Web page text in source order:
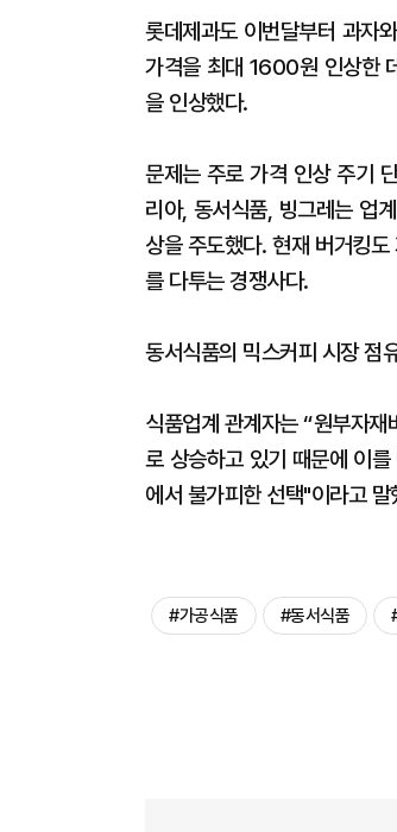
롯데제과도 이번달부터 과자
가격을 최대 1600원 인상한
을 인상했다.
문제는 주로 가격 인상 주기
리아, 동서식품, 빙그레는 업
상을 주도했다. 현재 버거킹
를 다투는 경쟁사다.
동서식품의 믹스커피 시장 점
식품업계 관계자는 “원부자
로 상승하고 있기 때문에 이
에서 불가피한 선택"이라고 말
#가공식품 #동서식품